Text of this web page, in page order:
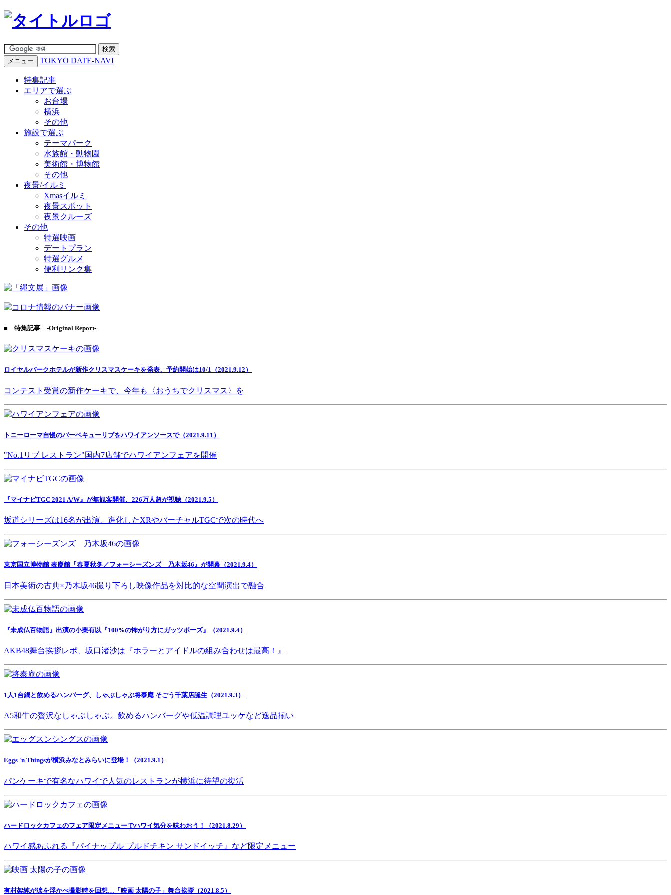
メニュー TOKYO DATE-NAVI
特集記事
エリアで選ぶ
お台場
横浜
その他
施設で選ぶ
テーマパーク
水族館・動物園
美術館・博物館
その他
夜景/イルミ
Xmasイルミ
夜景スポット
夜景クルーズ
その他
特選映画
デートプラン
特選グルメ
便利リンク集
■ 特集記事 -Original Report-
ロイヤルパークホテルが新作クリスマスケーキを発表、予約開始は10/1（2021.9.12）
コンテスト受賞の新作ケーキで、今年も〈おうちでクリスマス〉を
トニーローマ自慢のバーベキューリブをハワイアンソースで（2021.9.11）
"No.1リブ レストラン"国内7店舗でハワイアンフェアを開催
『マイナビTGC 2021 A/W』が無観客開催、226万人超が視聴（2021.9.5）
坂道シリーズは16名が出演、進化したXRやバーチャルTGCで次の時代へ
東京国立博物館 表慶館『春夏秋冬／フォーシーズンズ 乃木坂46』が開幕（2021.9.4）
日本美術の古典×乃木坂46撮り下ろし映像作品を対比的な空間演出で融合
『未成仏百物語』出演の小栗有以『100%の怖がり方にガッツポーズ』（2021.9.4）
AKB48舞台挨拶レポ、坂口渚沙は『ホラーとアイドルの組み合わせは最高！』
1人1台鍋と飲めるハンバーグ、しゃぶしゃぶ将泰庵 そごう千葉店誕生（2021.9.3）
A5和牛の贅沢なしゃぶしゃぶ。飲めるハンバーグや低温調理ユッケなど逸品揃い
Eggs 'n Thingsが横浜みなとみらいに登場！（2021.9.1）
パンケーキで有名なハワイで人気のレストランが横浜に待望の復活
ハードロックカフェのフェア限定メニューでハワイ気分を味わおう！（2021.8.29）
ハワイ感あふれる『パイナップル プルドチキン サンドイッチ』など限定メニュー
有村架純が涙を浮かべ撮影時を回想…「映画 太陽の子」舞台挨拶（2021.8.5）